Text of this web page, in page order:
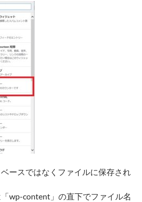
ースではなくファイルに保存され
wp-content」の直下でファイル名